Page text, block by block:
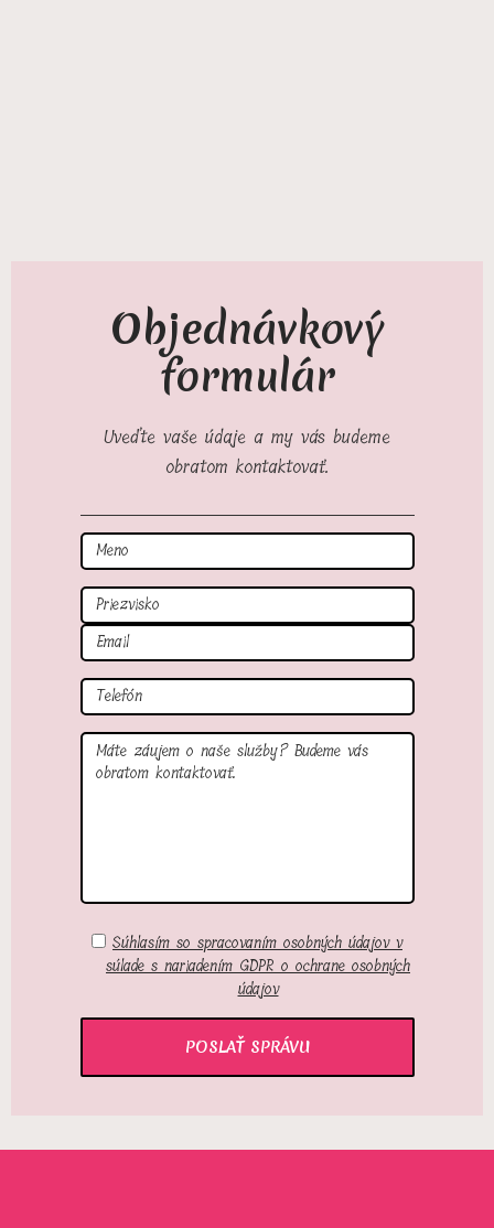
Objednávkový
formulár
Uveďte vaše údaje a my vás budeme
obratom kontaktovať.
Meno
Priezvisko
Email
Tel
Správa
GDPR
Súhlasím so spracovaním osobných údajov v
súlade s nariadením GDPR o ochrane osobných
údajov